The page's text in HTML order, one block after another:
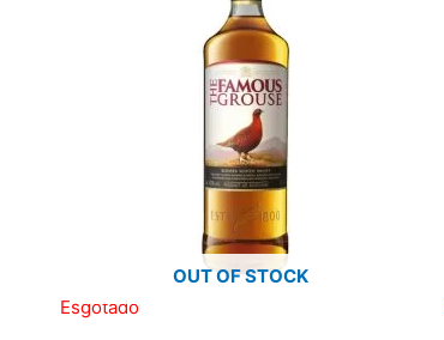
OUT OF STOCK
Esgotado